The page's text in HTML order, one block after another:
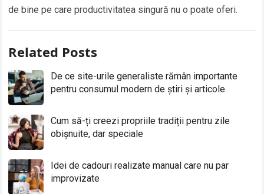
de bine pe care productivitatea singură nu o poate oferi.
Related Posts
De ce site-urile generaliste rămân importante
pentru consumul modern de știri și articole
Cum să-ți creezi propriile tradiții pentru zile
obișnuite, dar speciale
Idei de cadouri realizate manual care nu par
improvizate